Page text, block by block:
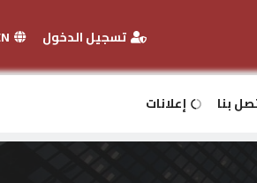
تسجيل الدخول
بنا إعلانات